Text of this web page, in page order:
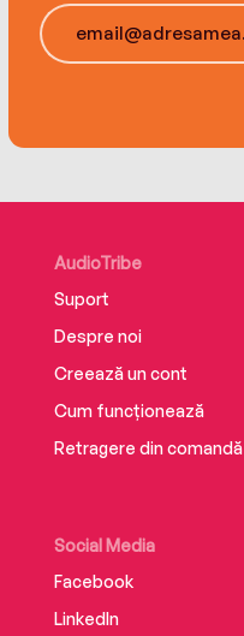
AudioTribe
Suport
Despre noi
Creează un cont
Cum funcționează
Retragere din comandă
Social Media
Facebook
LinkedIn